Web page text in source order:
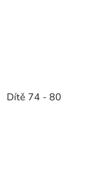
Dítě 74 - 80